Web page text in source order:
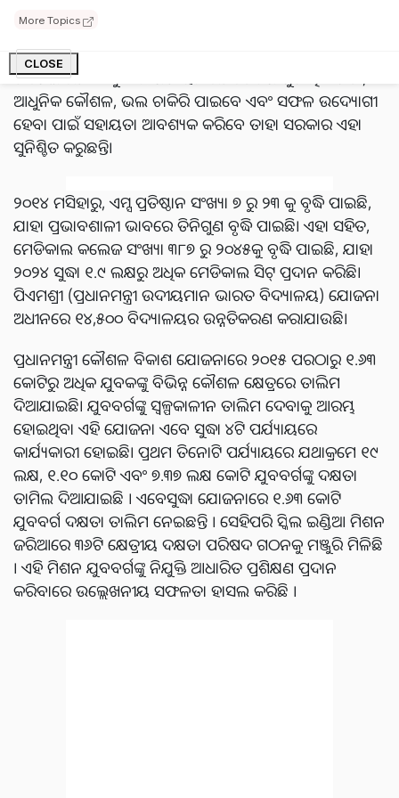
More Topics
CLOSE
ଉଦ୍ଦେଶ୍ୟ ହେଉଛି ଯୁବବର୍ଗଙ୍କୁ ଆଗକୁ ବଢିବାରେ ସାହାଯ୍ୟ କରିବା,
ସେମାନଙ୍କ ଲକ୍ଷ୍ୟ ହାସଲ କରିବା ଏବଂ ଭାରତକୁ ଭବିଷ୍ୟତରେ
ଆଗେଇ ନେବା। ଯୁବ ଭାରତୀୟମାନେ ଯେପରି ଗୁଣାତ୍ମକ ଶିକ୍ଷା,
ଆଧୁନିକ କୌଶଳ, ଭଲ ଚାକିରି ପାଇବେ ଏବଂ ସଫଳ ଉଦ୍ୟୋଗୀ
ହେବା ପାଇଁ ସହାୟତା ଆବଶ୍ୟକ କରିବେ ତାହା ସରକାର ଏହା
ସୁନିଶ୍ଚିତ କରୁଛନ୍ତି।
୨୦୧୪ ମସିହାରୁ, ଏମ୍ସ ପ୍ରତିଷ୍ଠାନ ସଂଖ୍ୟା ୭ ରୁ ୨୩ କୁ ବୃଦ୍ଧି ପାଇଛି,
ଯାହା ପ୍ରଭାବଶାଳୀ ଭାବରେ ତିନିଗୁଣ ବୃଦ୍ଧି ପାଇଛି। ଏହା ସହିତ,
ମେଡିକାଲ କଲେଜ ସଂଖ୍ୟା ୩୮୭ ରୁ ୨୦୪୫କୁ ବୃଦ୍ଧି ପାଇଛି, ଯାହା
୨୦୨୪ ସୁଦ୍ଧା ୧.୯ ଲକ୍ଷରୁ ଅଧିକ ମେଡିକାଲ ସିଟ୍ ପ୍ରଦାନ କରିଛି।
ପିଏମଶ୍ରୀ (ପ୍ରଧାନମନ୍ତ୍ରୀ ଉଦୀୟମାନ ଭାରତ ବିଦ୍ୟାଳୟ) ଯୋଜନା
ଅଧୀନରେ ୧୪,୫୦୦ ବିଦ୍ୟାଳୟର ଉନ୍ନତିକରଣ କରାଯାଉଛି।
ପ୍ରଧାନମନ୍ତ୍ରୀ କୌଶଳ ବିକାଶ ଯୋଜନାରେ ୨୦୧୫ ପରଠାରୁ ୧.୬୩
କୋଟିରୁ ଅଧିକ ଯୁବକଙ୍କୁ ବିଭିନ୍ନ କୌଶଳ କ୍ଷେତ୍ରରେ ତାଲିମ
ଦିଆଯାଇଛି। ଯୁବବର୍ଗଙ୍କୁ ସ୍ୱଳ୍ପକାଳୀନ ତାଲିମ ଦେବାକୁ ଆରମ୍ଭ
ହୋଇଥିବା ଏହି ଯୋଜନା ଏବେ ସୁଦ୍ଧା ୪ଟି ପର୍ଯ୍ୟାୟରେ
କାର୍ଯ୍ୟକାରୀ ହୋଇଛି। ପ୍ରଥମ ତିନୋଟି ପର୍ଯ୍ୟାୟରେ ଯଥାକ୍ରମେ ୧୯
ଲକ୍ଷ, ୧.୧୦ କୋଟି ଏବଂ ୭.୩୭ ଲକ୍ଷ କୋଟି ଯୁବବର୍ଗଙ୍କୁ ଦକ୍ଷତା
ତାମିଲ ଦିଆଯାଇଛି । ଏବେସୁଦ୍ଧା ଯୋଜନାରେ ୧.୬୩ କୋଟି
ଯୁବବର୍ଗ ଦକ୍ଷତା ତାଲିମ ନେଇଛନ୍ତି । ସେହିପରି ସ୍କିଲ ଇଣ୍ଡିଆ ମିଶନ
ଜରିଆରେ ୩୬ଟି କ୍ଷେତ୍ରୀୟ ଦକ୍ଷତା ପରିଷଦ ଗଠନକୁ ମଞ୍ଜୁରି ମିଳିଛି
। ଏହି ମିଶନ ଯୁବବର୍ଗଙ୍କୁ ନିଯୁକ୍ତି ଆଧାରିତ ପ୍ରଶିକ୍ଷଣ ପ୍ରଦାନ
କରିବାରେ ଉଲ୍ଲେଖନୀୟ ସଫଳତା ହାସଲ କରିଛି ।